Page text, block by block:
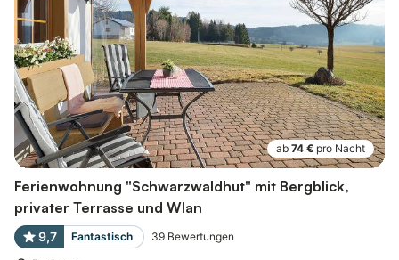
ab 74 € pro Nacht
Ferienwohnung "Schwarzwaldhut" mit Bergblick,
privater Terrasse und Wlan
9,7 Fantastisch 39 Bewertungen